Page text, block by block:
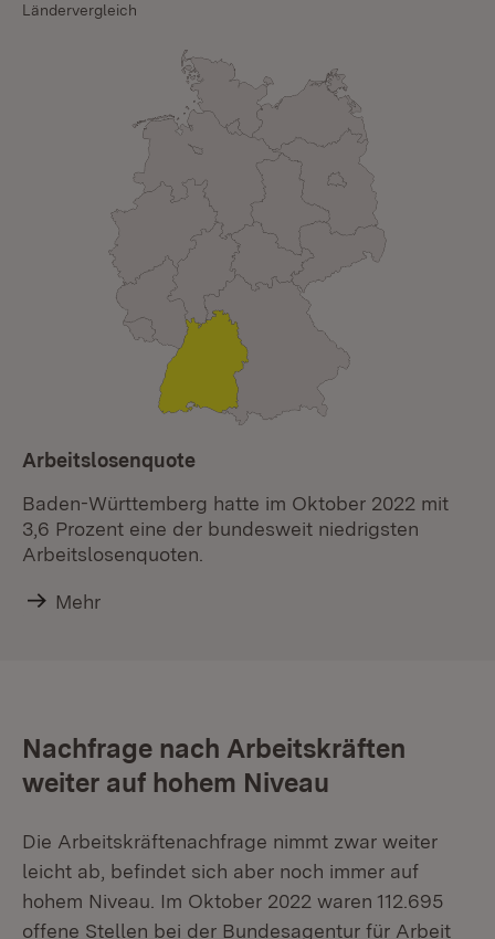
Ländervergleich
Arbeitslosenquote
Baden-Württemberg hatte im Oktober 2022 mit
3,6 Prozent eine der bundesweit niedrigsten
Arbeitslosenquoten.
Mehr
Nachfrage nach Arbeitskräften
weiter auf hohem Niveau
Die Arbeitskräftenachfrage nimmt zwar weiter
leicht ab, befindet sich aber noch immer auf
hohem Niveau. Im Oktober 2022 waren 112.695
offene Stellen bei der Bundesagentur für Arbeit